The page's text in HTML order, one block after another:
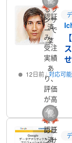
るラ
ンサ
ーで
す
12日前 対応可
認証
済
み、
受注
実績
あ
り、
評価
が高
く活
躍中
のラ
ンサ
認証
済